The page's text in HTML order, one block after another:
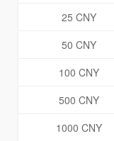
25 CNY
50 CNY
100 CNY
500 CNY
1000 CNY